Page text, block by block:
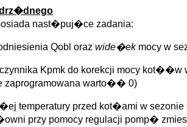
nast�puj�ce zadania:
Qobl oraz wide�ekmocy w
Kpmk do korekcji mocy kot��w
zaprogramowana warto�� 0)
temperatury przed kot�ami w
przy pomocy regulacji pomp�